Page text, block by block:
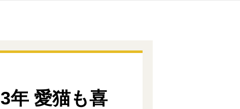
年 愛猫も喜